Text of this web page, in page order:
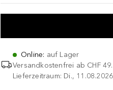
Online: auf Lager
Versandkostenfrei ab CHF
Lieferzeitraum: Di.,